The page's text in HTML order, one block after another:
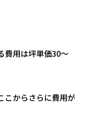
費用は坪単価30～
こからさらに費用が